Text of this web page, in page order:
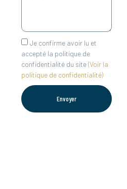
Je confirme avoir lu et
accepté la politique de
confidentialité du site(Voir la
politique de confidentialité)
Envoyer